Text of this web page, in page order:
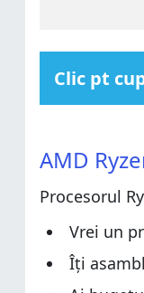
Clic pt
Verdict
Specificații
Ce
Pro și contra
Verdict
Specificații
Ce
AMD
Procesorul
Vrei un
Îți